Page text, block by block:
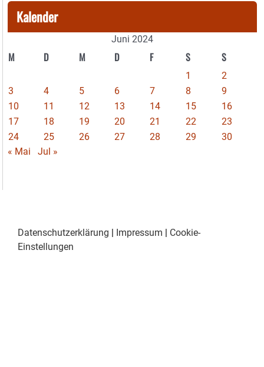
Kalender
Juni 2024
M D M D F S S
1
2
3
4 5 6 7 8
9
10
11 12 13 14 15
16
17
18 19 20 21 22
23
24
25 26 27 28 29
30
« Mai
Jul »
Datenschutzerklärung | Impressum | Cookie-
Einstellungen